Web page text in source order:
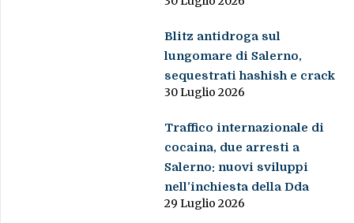
Blitz antidroga sul
lungomare di Salerno,
sequestrati hashish e crack
30 Luglio 2026
Traffico internazionale di
cocaina, due arresti a
Salerno: nuovi sviluppi
nell’inchiesta della Dda
29 Luglio 2026